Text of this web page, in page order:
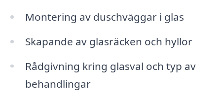
Montering av duschväggar i glas
Skapande av glasräcken och hyllor
Rådgivning kring glasval och typ av
behandlingar